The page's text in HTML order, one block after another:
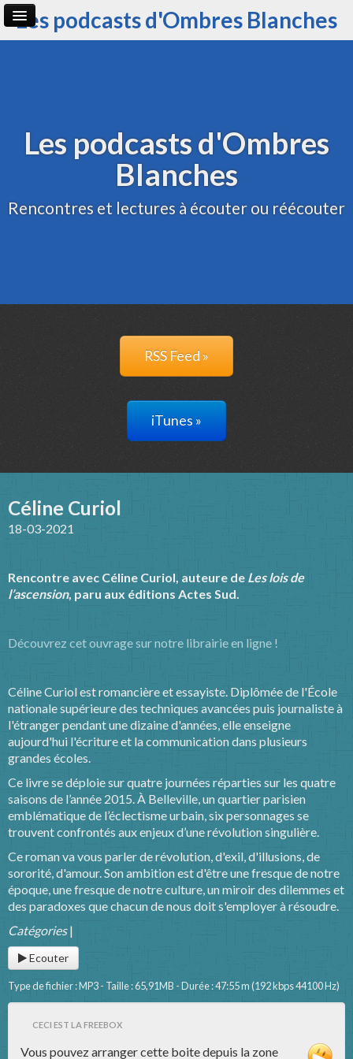
Les podcasts d'Ombres Blanches
Les podcasts d'Ombres
Blanches
Rencontres et lectures à écouter ou réécouter
RSS Feed »
iTunes »
Céline Curiol
18-03-2021
Rencontre avec Céline Curiol, auteure de Les lois de
l’ascension, paru aux éditions Actes Sud.
Découvrez cet ouvrage sur notre librairie en ligne !
Céline Curiol est romancière et essayiste. Diplômée de l'École
nationale supérieure des techniques avancées puis journaliste à
l'étranger pendant une dizaine d'années, elle enseigne
aujourd'hui l'écriture et la communication dans plusieurs
grandes écoles.
Ce livre se déploie sur quatre journées réparties sur les quatre
saisons de l’année 2015. À Belleville, un quartier parisien
emblématique de l’éclectisme urbain, six personnages se
trouvent confrontés aux enjeux d’une révolution singulière.
Ce roman va vous parler de révolution, d'exil, d'illusions, de
sororité, d'amour. Son ambition est d'être une fresque de notre
époque, une fresque de notre culture, un miroir des dilemmes et
des paradoxes que chacun de nous doit s'employer à résoudre.
Catégories|
Ecouter
Type de fichier : MP3 - Taille : 65,91MB - Durée : 47:55 m (192 kbps 44100 Hz)
CECI EST LA FREEBOX
Vous pouvez arranger cette boite depuis la zone